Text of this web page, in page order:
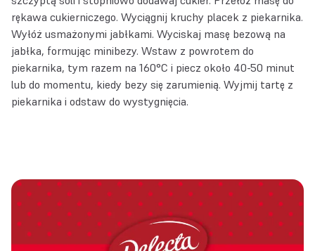
rękawa cukierniczego. Wyciągnij kruchy placek z piekarnika.
Wyłóż usmażonymi jabłkami. Wyciskaj masę bezową na
jabłka, formując minibezy. Wstaw z powrotem do
piekarnika, tym razem na 160°C i piecz około 40-50 minut
lub do momentu, kiedy bezy się zarumienią. Wyjmij tartę z
piekarnika i odstaw do wystygnięcia.